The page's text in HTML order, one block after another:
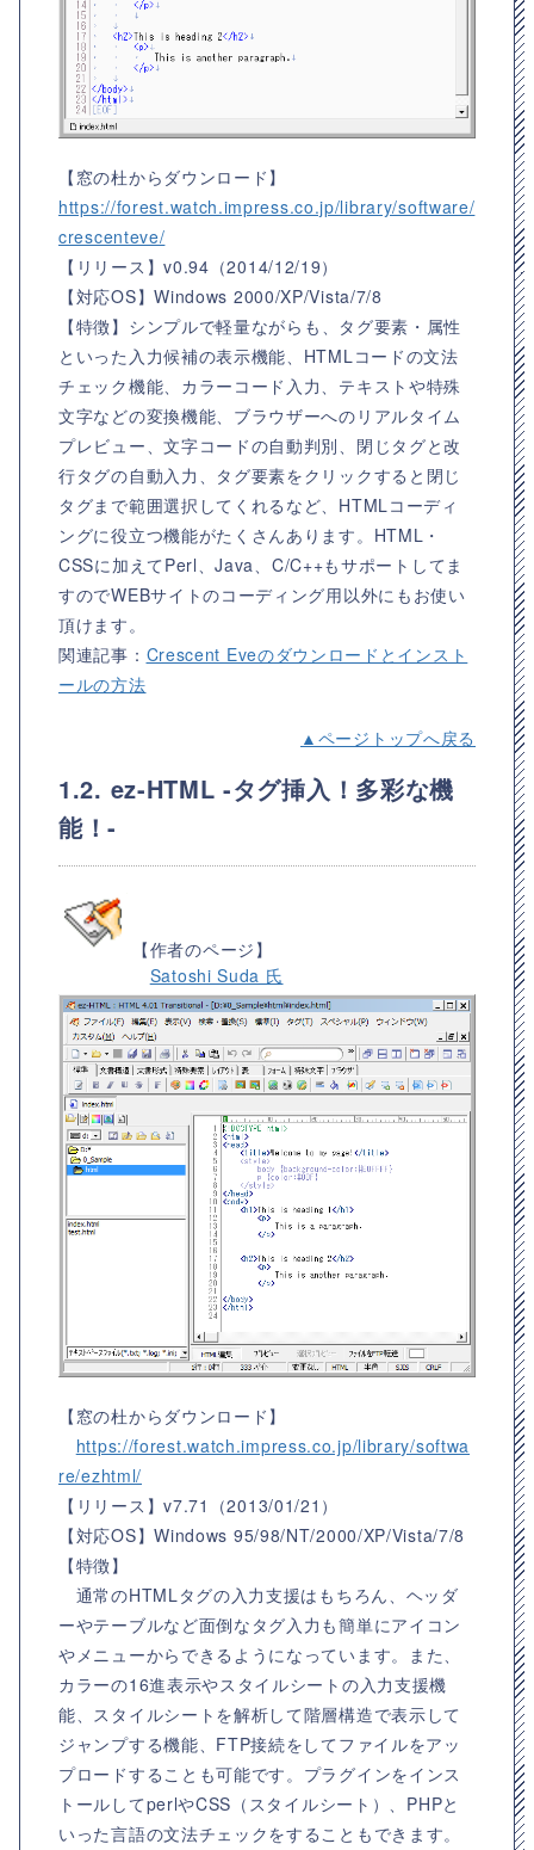
【窓の杜からダウンロード】
https://forest.watch.impress.co.jp/library/software/
crescenteve/
【リリース】v0.94（2014/12/19）
【対応OS】Windows 2000/XP/Vista/7/8
【特徴】 シンプルで軽量ながらも、タグ要素・属性
といった入力候補の表示機能、HTMLコードの文法
チェック機能、カラーコード入力、テキストや特殊
文字などの変換機能、ブラウザーへのリアルタイム
プレビュー、文字コードの自動判別、閉じタグと改
行タグの自動入力、タグ要素をクリックすると閉じ
タグまで範囲選択してくれるなど、HTMLコーディ
ングに役立つ機能がたくさんあります。HTML・
CSSに加えてPerl、Java、C/C++もサポートしてま
すのでWEBサイトのコーディング用以外にもお使い
頂けます。
関連記事： Crescent Eveのダウンロードとインスト
ールの方法
▲ページトップへ戻る
1.2. ez-HTML -タグ挿入！多彩な機
能！-
【作者のページ】
Satoshi Suda 氏
【窓の杜からダウンロード】
https://forest.watch.impress.co.jp/library/softwa
re/ezhtml/
【リリース】v7.71（2013/01/21）
【対応OS】Windows 95/98/NT/2000/XP/Vista/7/8
【特徴】
通常のHTMLタグの入力支援はもちろん、ヘッダ
ーやテーブルなど面倒なタグ入力も簡単にアイコン
やメニューからできるようになっています。また、
カラーの16進表示やスタイルシートの入力支援機
能、スタイルシートを解析して階層構造で表示して
ジャンプする機能、FTP接続をしてファイルをアッ
プロードすることも可能です。プラグインをインス
トールしてperlやCSS（スタイルシート）、PHPと
いった言語の文法チェックをすることもできます。